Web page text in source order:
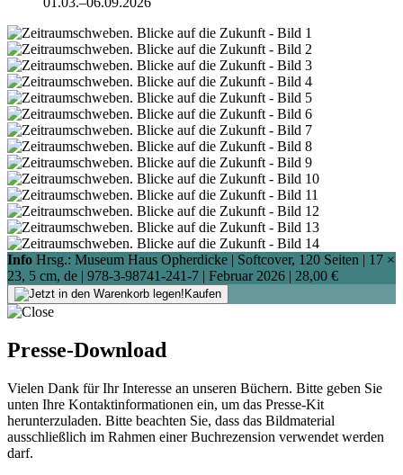
Info Hrsg.: Museum Haus Opherdicke | Softcover, 120 Seiten | 17 ×
23, 5 cm, de | 978-3-98741-241-7 | Februar 2026 | 28,00 €
Kaufen
Presse-Download
Vielen Dank für Ihr Interesse an unseren Büchern. Bitte geben Sie
unten Ihre Kontaktinformationen ein, um das Presse-Kit
herunterzuladen. Bitte beachten Sie, dass das Bildmaterial
ausschließlich im Rahmen einer Buchrezension verwendet werden
darf.